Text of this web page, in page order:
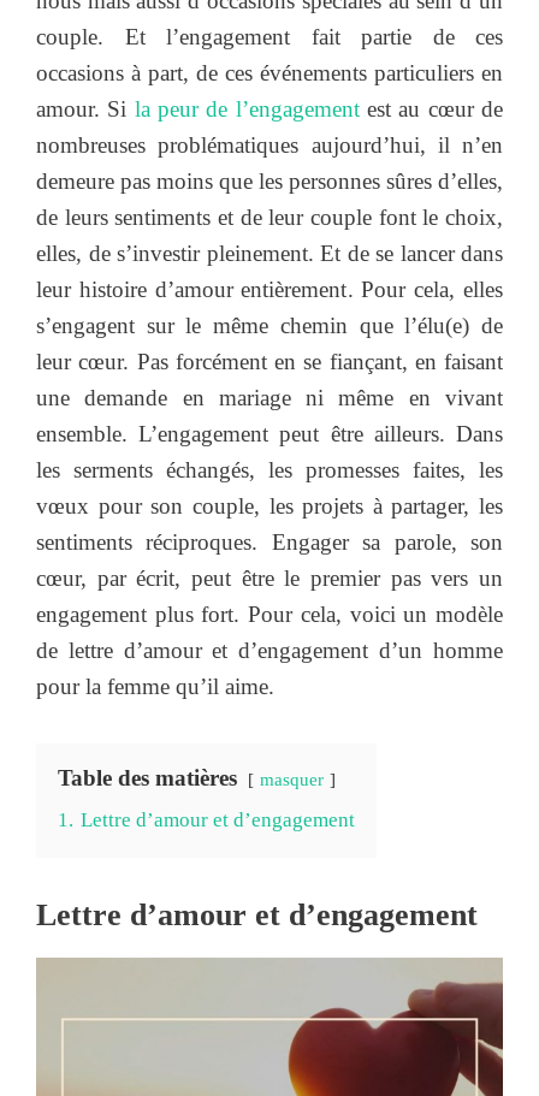
couple. Et l’engagement fait partie de ces
occasions à part, de ces événements particuliers en
amour. Si la peur de l’engagementest au cœur de
nombreuses problématiques aujourd’hui, il n’en
demeure pas moins que les personnes sûres d’elles,
de leurs sentiments et de leur couple font le choix,
elles, de s’investir pleinement. Et de se lancer dans
leur histoire d’amour entièrement. Pour cela, elles
s’engagent sur le même chemin que l’élu(e) de
leur cœur. Pas forcément en se fiançant, en faisant
une demande en mariage ni même en vivant
ensemble. L’engagement peut être ailleurs. Dans
les serments échangés, les promesses faites, les
vœux pour son couple, les projets à partager, les
sentiments réciproques. Engager sa parole, son
cœur, par écrit, peut être le premier pas vers un
engagement plus fort. Pour cela, voici un modèle
de lettre d’amour et d’engagement d’un homme
pour la femme qu’il aime.
Table des matières masquer
1. Lettre d’amour et d’engagement
Lettre d’amour et d’engagement